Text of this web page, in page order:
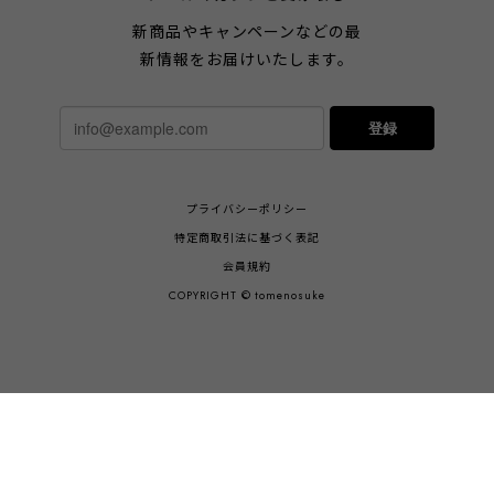
新商品やキャンペーンなどの最
新情報をお届けいたします。
登録
プライバシーポリシー
特定商取引法に基づく表記
会員規約
COPYRIGHT © tomenosuke